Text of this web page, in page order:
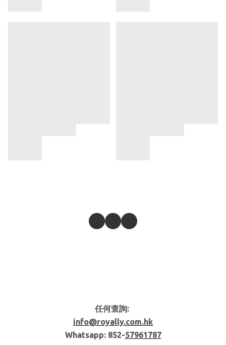
任何查詢:
info@royally.com.hk
Whatsapp: 852-57961787